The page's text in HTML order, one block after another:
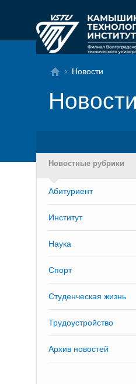
Новости
Новостные рубрики
Абитуриент
Институт
Наука
Спорт
Студенческая жизнь
Трудоустройство
Архив новостей